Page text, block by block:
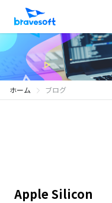
ホーム ブログ
Apple Silicon